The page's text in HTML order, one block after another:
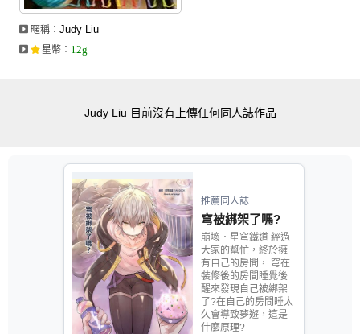
暱稱：Judy Liu
星幣 ： 12g
Judy Liu 目前沒有上傳任何同人誌作品
推薦同人誌
穹被綁架了嗎?
崩壞．星穹鐵道 經過
大家的幫忙，終於擁
有自己的房間， 穹在
裝修後的房間睡覺後
醒來發現自己被綁架
了?在自己的房間睡太
久會導致夢遊，這是
什麼原理?